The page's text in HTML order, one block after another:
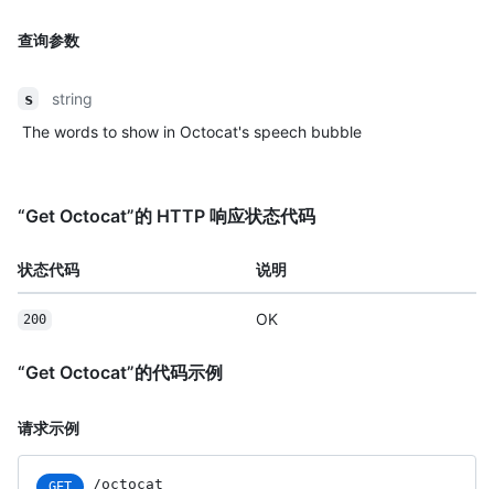
查询参数
s
string
The words to show in Octocat's speech bubble
“Get Octocat”的 HTTP 响应状态代码
状态代码 说明
200 OK
“Get Octocat”的代码示例
请求示例
/octocat